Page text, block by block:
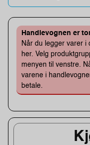
Handlevognen er
Når du legger varer i
her. Velg
menyen til venstre.
varene i
betale.